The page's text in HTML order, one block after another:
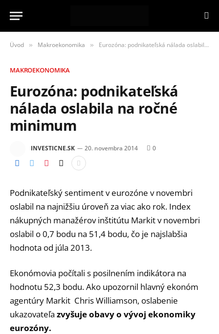
Úvod » Makroekonomika » Eurozóna: podnikateľská nálada oslabila na ročné minimum
MAKROEKONOMIKA
Eurozóna: podnikateľská
nálada oslabila na ročné
minimum
INVESTICNE.SK 20. novembra 2014 0
Podnikateľský sentiment v eurozóne v novembri
oslabil na najnižšiu úroveň za viac ako rok. Index
nákupných manažérov inštitútu Markit v novembri
oslabil o 0,7 bodu na 51,4 bodu, čo je najslabšia
hodnota od júla 2013.
Ekonómovia počítali s posilnením indikátora na
hodnotu 52,3 bodu. Ako upozornil hlavný ekonóm
agentúry Markit Chris Williamson, oslabenie
ukazovateľa zvyšuje obavy o vývoj ekonomiky
eurozóny.